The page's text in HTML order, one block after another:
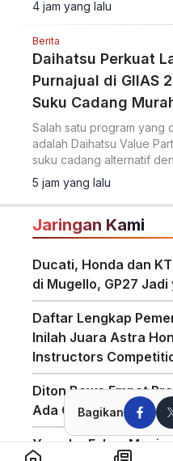
4 jam yang lalu
Berita
Daihatsu Perkuat
Purnajual di GIIAS
Suku Cadang
Salah satu program yang
adalah Daihatsu Value
suku cadang alternatif
lebih terjangkau.
5 jam yang lalu
Jaringan Kami
Ducati, Honda dan
di Mugello, GP27
Daftar Lengkap
Inilah Juara Astra
Instructors
Diton Bawa Empat
Ada Compound
Yamaha Fokus
Bagikan